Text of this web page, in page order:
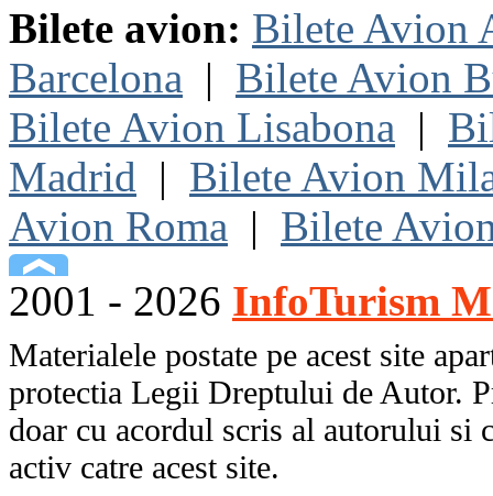
Bilete avion: Bilete Avion
Barcelona | Bilete Avion
Bilete Avion Lisabona |
Madrid | Bilete Avion
Avion Roma | Bilete
2001 - 2026 InfoTurism
Materialele postate pe acest site
protectia Legii Dreptului de Autor.
doar cu acordul scris al autorului si
activ catre acest site.